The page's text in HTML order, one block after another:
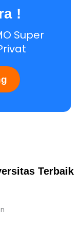
!
Super
Terbaik